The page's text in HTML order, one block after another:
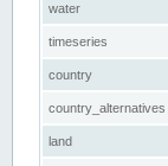
water
timeseries
country
country_alternatives
land